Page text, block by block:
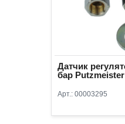
Датчик
бар
Арт.: 00003295